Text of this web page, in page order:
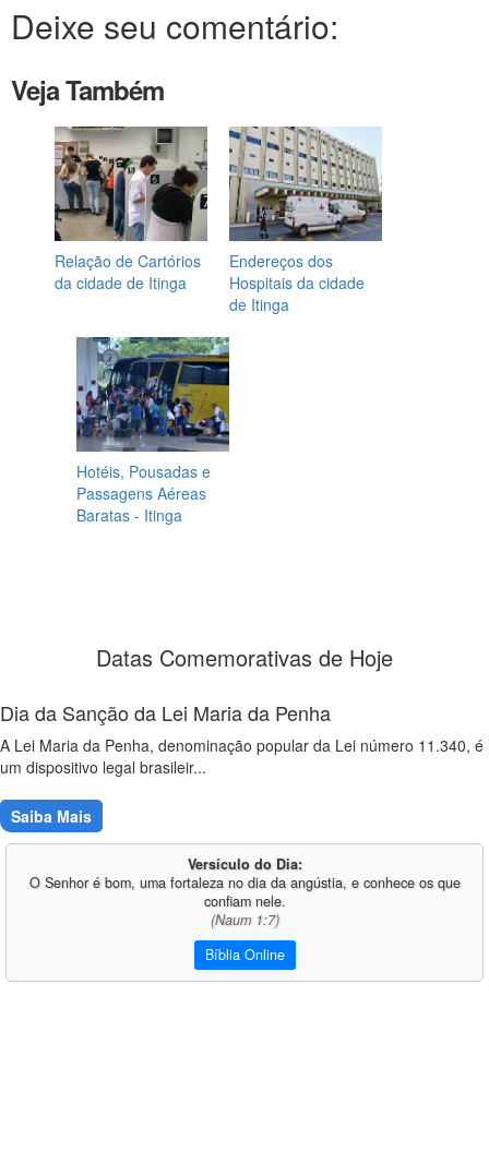
Deixe seu comentário:
Veja Também
Relação de Cartórios
da cidade de Itinga
Endereços dos
Hospitais da cidade
de Itinga
Hotéis, Pousadas e
Passagens Aéreas
Baratas - Itinga
Datas Comemorativas de Hoje
Dia da Sanção da Lei Maria da Penha
A Lei Maria da Penha, denominação popular da Lei número 11.340, é
um dispositivo legal brasileir...
Saiba Mais
Versículo do Dia:
O Senhor é bom, uma fortaleza no dia da angústia, e conhece os que
confiam nele.
(Naum 1:7)
Bíblia Online